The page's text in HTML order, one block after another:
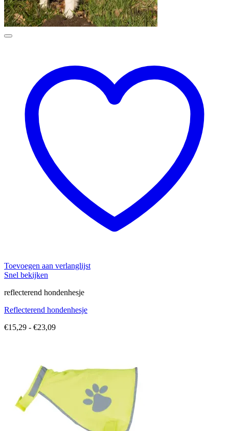
Toevoegen aan verlanglijst
Snel bekijken
reflecterend hondenhesje
Reflecterend hondenhesje
€15,29 - €23,09Prijsklasse: